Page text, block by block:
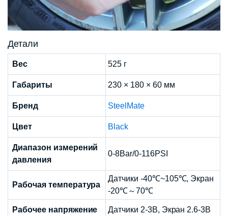
Детали
Вес 525 г
Габариты 230 × 180 × 60 мм
Бренд SteelMate
Цвет Black
Диапазон измерений
давления
0-8Bar/0-116PSI
Рабочая температура
Датчики -40℃~105℃, Экран
-20℃～70℃
Рабочее напряжение Датчики 2-3В, Экран 2.6-3В